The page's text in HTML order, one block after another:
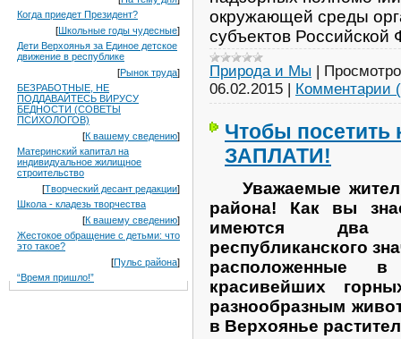
Когда приедет Президент?
[Школьные годы чудесные]
Дети Верхоянья за Единое детское
движение в республике
[Рынок труда]
БЕЗРАБОТНЫЕ, НЕ
ПОДДАВАЙТЕСЬ ВИРУСУ
БЕДНОСТИ (СОВЕТЫ
ПСИХОЛОГОВ)
[К вашему сведению]
Материнский капитал на
индивидуальное жилищное
строительство
[Творческий десант редакции]
Школа - кладезь творчества
[К вашему сведению]
Жестокое обращение с детьми: что
это такое?
[Пульс района]
“Время пришло!”
окружающей среды
субъектов Российской
Природа и Мы |
06.02.2015 | Комментарии
Чтобы посетить
ЗАПЛАТИ!
Уважаемые
района! Как вы
имеются два
республиканского
расположенные в
красивейших
разнообразным
в Верхоянье